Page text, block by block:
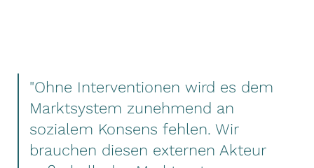
"Ohne Interventionen wird es dem
Marktsystem zunehmend an
sozialem Konsens fehlen. Wir
brauchen diesen externen Akteur